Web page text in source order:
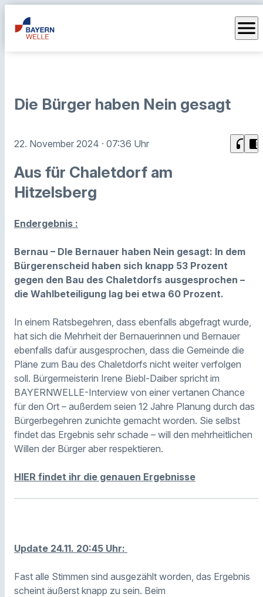
menu
Die Bürger haben Nein gesagt
22. November 2024 · 07:36 Uhr headphones chrome_reader_mode
Aus für Chaletdorf am
Hitzelsberg
Endergebnis :
Bernau – DIe Bernauer haben Nein gesagt: In dem
Bürgerenscheid haben sich knapp 53 Prozent
gegen den Bau des Chaletdorfs ausgesprochen –
die Wahlbeteiligung lag bei etwa 60 Prozent.
In einem Ratsbegehren, dass ebenfalls abgefragt wurde,
hat sich die Mehrheit der Bernauerinnen und Bernauer
ebenfalls dafür ausgesprochen, dass die Gemeinde die
Pläne zum Bau des Chaletdorfs nicht weiter verfolgen
soll. Bürgermeisterin Irene Biebl-Daiber spricht im
BAYERNWELLE-Interview von einer vertanen Chance
für den Ort – außerdem seien 12 Jahre Planung durch das
Bürgerbegehren zunichte gemacht worden. Sie selbst
findet das Ergebnis sehr schade – will den mehrheitlichen
Willen der Bürger aber respektieren.
HIER findet ihr die genauen Ergebnisse
Update 24.11. 20:45 Uhr:
Fast alle Stimmen sind ausgezählt worden, das Ergebnis
scheint äußerst knapp zu sein. Beim